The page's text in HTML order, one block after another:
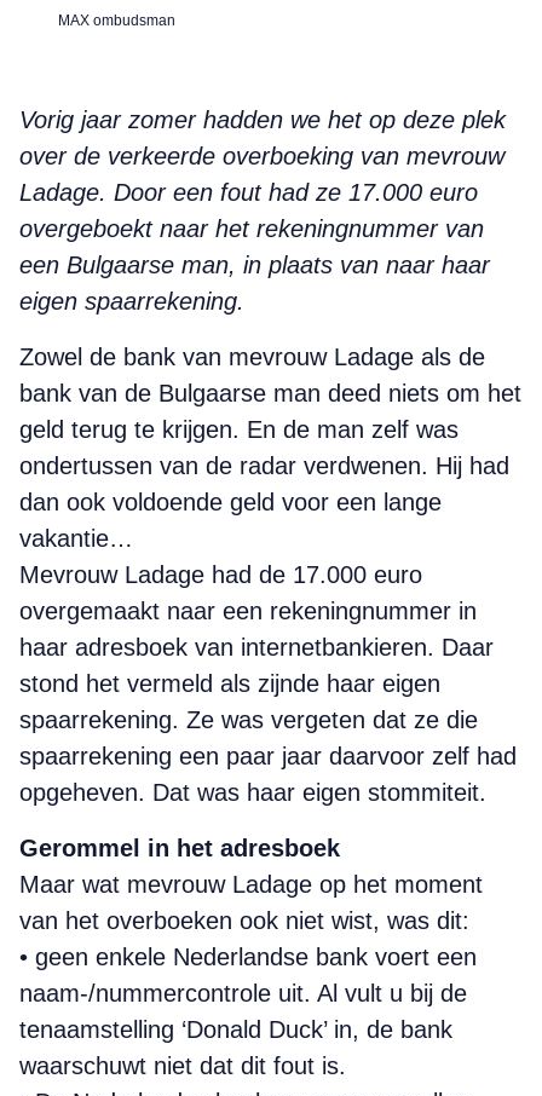
MAX ombudsman
Vorig jaar zomer hadden we het op deze plek
over de verkeerde overboeking van mevrouw
Ladage. Door een fout had ze 17.000 euro
overgeboekt naar het rekeningnummer van
een Bulgaarse man, in plaats van naar haar
eigen spaarrekening.
Zowel de bank van mevrouw Ladage als de
bank van de Bulgaarse man deed niets om het
geld terug te krijgen. En de man zelf was
ondertussen van de radar verdwenen. Hij had
dan ook voldoende geld voor een lange
vakantie…
Mevrouw Ladage had de 17.000 euro
overgemaakt naar een rekeningnummer in
haar adresboek van internetbankieren. Daar
stond het vermeld als zijnde haar eigen
spaarrekening. Ze was vergeten dat ze die
spaarrekening een paar jaar daarvoor zelf had
opgeheven. Dat was haar eigen stommiteit.
Gerommel in het adresboek
Maar wat mevrouw Ladage op het moment
van het overboeken ook niet wist, was dit:
• geen enkele Nederlandse bank voert een
naam-/nummercontrole uit. Al vult u bij de
tenaamstelling ‘Donald Duck’ in, de bank
waarschuwt niet dat dit fout is.